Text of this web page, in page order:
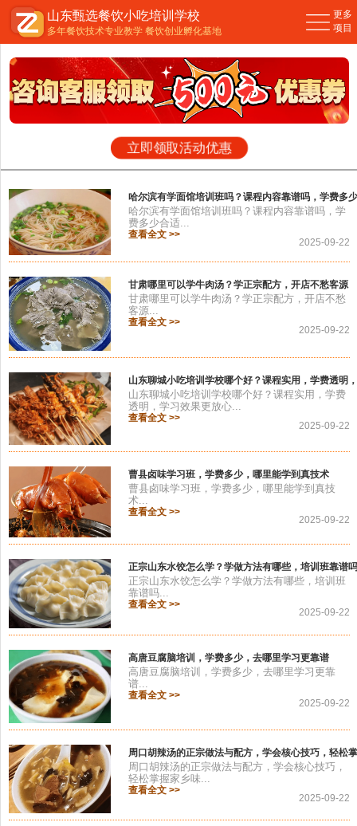
您现在的位置：主页>公司新闻>
立即领取活动优惠
哈尔滨有学面馆培训班吗？课程内容靠谱吗，学费多
2025-09-22
哈尔滨有学面馆培训班吗？课程内容靠谱吗，学
费多少合适...
查看全文 >>
甘肃哪里可以学牛肉汤？学正宗配方，开店不愁客源
2025-09-22
甘肃哪里可以学牛肉汤？学正宗配方，开店不愁
客源...
查看全文 >>
山东聊城小吃培训学校哪个好？课程实用，学费透明
2025-09-22
山东聊城小吃培训学校哪个好？课程实用，学费
透明，学习效果更放心...
查看全文 >>
曹县卤味学习班，学费多少，哪里能学到真技术
2025-09-22
曹县卤味学习班，学费多少，哪里能学到真技
术...
查看全文 >>
正宗山东水饺怎么学？学做方法有哪些，培训班靠谱吗
2025-09-22
正宗山东水饺怎么学？学做方法有哪些，培训班
靠谱吗...
查看全文 >>
高唐豆腐脑培训，学费多少，去哪里学习更靠谱
2025-09-22
高唐豆腐脑培训，学费多少，去哪里学习更靠
谱...
查看全文 >>
周口胡辣汤的正宗做法与配方，学会核心技巧，轻松
2025-09-22
周口胡辣汤的正宗做法与配方，学会核心技巧，
轻松掌握家乡味...
查看全文 >>
山东甄选餐饮小吃培训学校
多年餐饮技术专业教学 餐饮创业孵化基地
更多
项目